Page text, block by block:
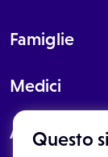
Questo
Famiglie
Medici
About